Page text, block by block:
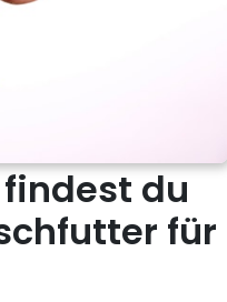
du
für